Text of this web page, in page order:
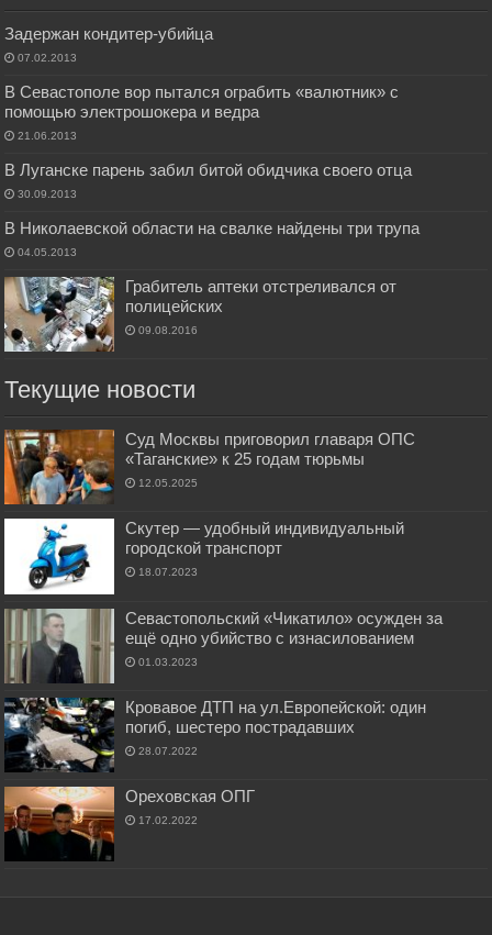
Задержан кондитер-убийца
07.02.2013
В Севастополе вор пытался ограбить «валютник» с
помощью электрошокера и ведра
21.06.2013
В Луганске парень забил битой обидчика своего отца
30.09.2013
В Николаевской области на свалке найдены три трупа
04.05.2013
Грабитель аптеки отстреливался от
полицейских
09.08.2016
Текущие новости
Суд Москвы приговорил главаря ОПС
«Таганские» к 25 годам тюрьмы
12.05.2025
Скутер — удобный индивидуальный
городской транспорт
18.07.2023
Севастопольский «Чикатило» осужден за
ещё одно убийство с изнасилованием
01.03.2023
Кровавое ДТП на ул.Европейской: один
погиб, шестеро пострадавших
28.07.2022
Ореховская ОПГ
17.02.2022